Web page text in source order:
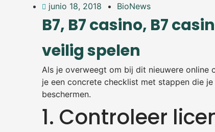
junio 18, 2018 BioNews
B7, B7 casino, B7
veilig spelen
Als je overweegt om bij dit nieuwere online
je een concrete checklist met stappen die
beschermen.
1. Controleer